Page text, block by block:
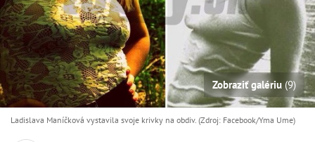
Zobraziť galériu (9)
Ladislava Maníčková vystavila svoje krivky na obdiv. (Zdroj: Facebook/Yma Ume)